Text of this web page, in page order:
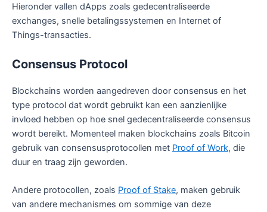
Hieronder vallen dApps zoals gedecentraliseerde
exchanges, snelle betalingssystemen en Internet of
Things-transacties.
Consensus Protocol
Blockchains worden aangedreven door consensus en het
type protocol dat wordt gebruikt kan een aanzienlijke
invloed hebben op hoe snel gedecentraliseerde consensus
wordt bereikt. Momenteel maken blockchains zoals Bitcoin
gebruik van consensusprotocollen met Proof of Work, die
duur en traag zijn geworden.
Andere protocollen, zoals Proof of Stake, maken gebruik
van andere mechanismes om sommige van deze